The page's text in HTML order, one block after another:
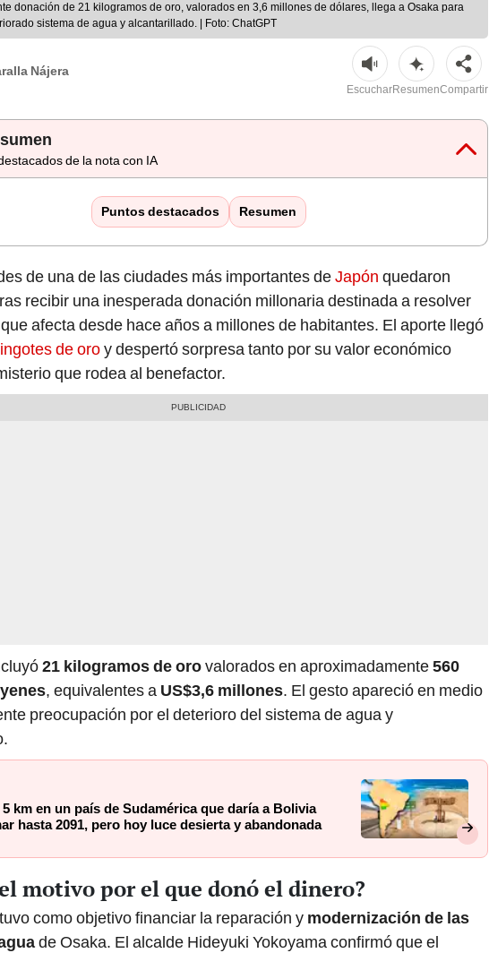
donación de 21 kilogramos de oro, valorados en 3,6 millones de dólares, llega a Osaka para
sistema de agua y alcantarillado. | Foto: ChatGPT
Nájera
EscucharResumenCompartir
de la nota con IA
Puntos destacados Resumen
de una de las ciudades más importantes deJapón quedaron
recibir una inesperada donación millonaria destinada a resolver
afecta desde hace años a millones de habitantes. El aporte llegó
de oroy despertó sorpresa tanto por su valor económico
que rodea al benefactor.
21 kilogramos de orovalorados en aproximadamente560
, equivalentes a US$3,6 millones. El gesto apareció en medio
preocupación por el deterioro del sistema de agua y
5 km en un país de Sudamérica que daría a Bolivia
hasta 2091, pero hoy luce desierta y abandonada
motivo por el que donó el dinero?
como objetivo financiar la reparación y modernización de las
de Osaka. El alcalde Hideyuki Yokoyama confirmó que el